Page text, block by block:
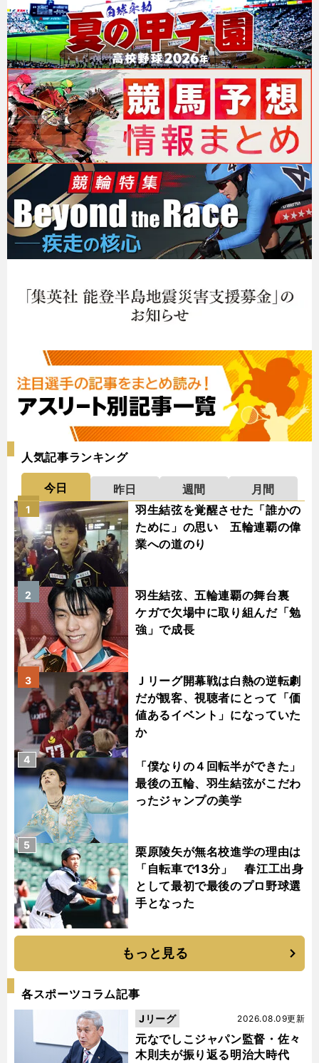
人気記事ランキング
今日 昨日 週間
月間
羽生結弦を覚醒させた「誰かの
ために」の思い 五輪連覇の偉
業への道のり
1
羽生結弦、五輪連覇の舞台裏
ケガで欠場中に取り組んだ「勉
強」で成長
2
Ｊリーグ開幕戦は白熱の逆転劇
だが観客、視聴者にとって「価
値あるイベント」になっていた
か
3
「僕なりの４回転半ができた」
最後の五輪、羽生結弦がこだわ
ったジャンプの美学
4
栗原陵矢が無名校進学の理由は
「自転車で13分」 春江工出身
として最初で最後のプロ野球選
手となった
5
もっと見る
各スポーツコラム記事
元なでしこジャパン監督・佐々
木則夫が振り返る明治大時代
2026.08.09更新
Jリーグ